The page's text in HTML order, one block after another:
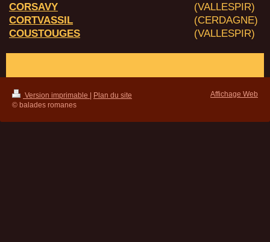
CORSAVY
(VALLESPIR)
CORTVASSIL
(CERDAGNE)
COUSTOUGES
(VALLESPIR)
Version imprimable | Plan du site
© balades romanes
Affichage Web